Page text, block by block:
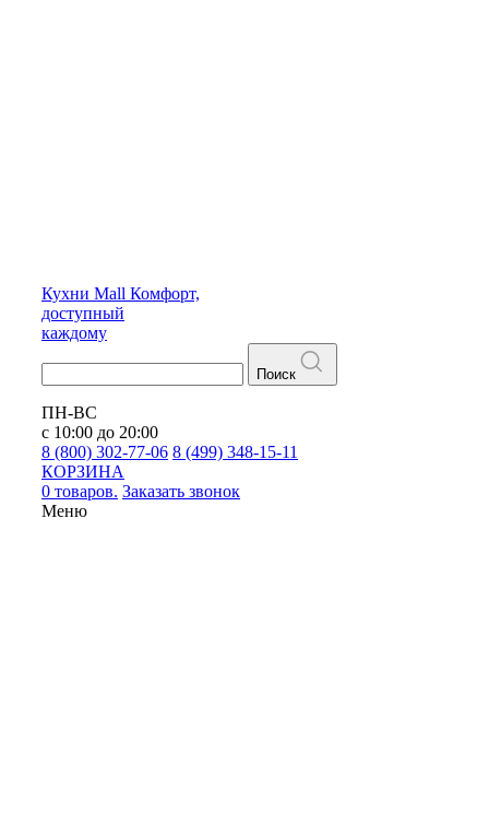
Кухни Mall Комфорт,
доступный
каждому
Поиск
ПН-ВС
с 10:00 до 20:00
8 (800) 302-77-06 8 (499) 348-15-11
КОРЗИНА
0 товаров. Заказать звонок
Меню